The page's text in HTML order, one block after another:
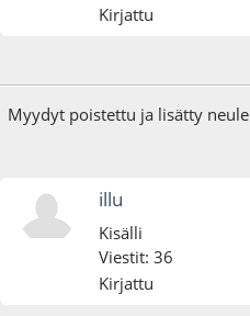
Kirjattu
Myydyt poistettu ja lisätty neule
illu
Kisälli
Viestit: 36
Kirjattu